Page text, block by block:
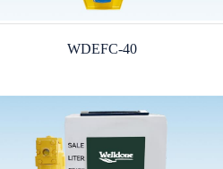
WDEFC-40